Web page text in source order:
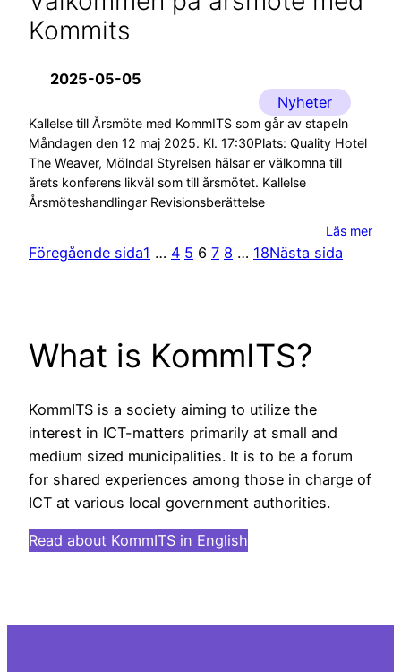
Kommits
2025-05-05
Nyheter
Kallelse till Årsmöte med KommITS som går av stapeln
Måndagen den 12 maj 2025. Kl. 17:30Plats: Quality Hotel
The Weaver, Mölndal Styrelsen hälsar er välkomna till
årets konferens likväl som till årsmötet. Kallelse
Årsmöteshandlingar Revisionsberättelse
Läs mer
Föregående sida1 … 4 5 6 7 8 … 18Nästa sida
What is KommITS?
KommITS is a society aiming to utilize the
interest in ICT-matters primarily at small and
medium sized municipalities. It is to be a forum
for shared experiences among those in charge of
ICT at various local government authorities.
Read about KommITS in English